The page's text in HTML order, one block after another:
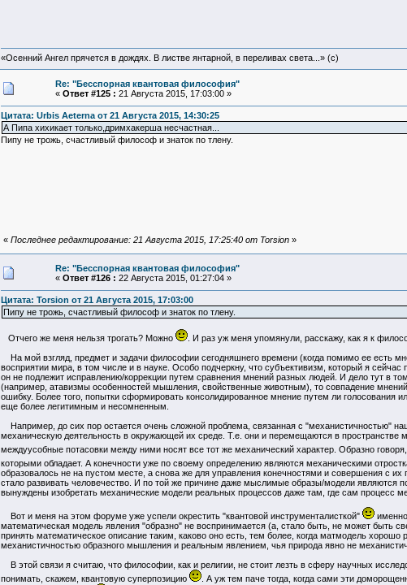
«Осенний Ангел прячется в дождях. В листве янтарной, в переливах света...» (c)
Re: "Бесспорная квантовая философия"
« Ответ #125 : 21 Августа 2015, 17:03:00 »
Цитата: Urbis Aeterna от 21 Августа 2015, 14:30:25
А Пипа хихикает только,дримхакерша несчастная...
Пипу не трожь, счастливый философ и знаток по тлену.
« Последнее редактирование: 21 Августа 2015, 17:25:40 от Torsion»
Re: "Бесспорная квантовая философия"
« Ответ #126 : 22 Августа 2015, 01:27:04 »
Цитата: Torsion от 21 Августа 2015, 17:03:00
Пипу не трожь, счастливый философ и знаток по тлену.
Отчего же меня нельзя трогать? Можно
. И раз уж меня упомянули, расскажу, как я к
На мой взгляд, предмет и задачи философии сегодняшнего времени (когда помимо ее есть
восприятии мира, в том числе и в науке. Особо подчеркну, что субъективизм, который я
он не подлежит исправлению/коррекции путем сравнения мнений разных людей. И дело тут в
(например, атавизмы особенностей мышления, свойственные животным), то совпадение
ошибку. Более того, попытки сформировать консолидированное мнение путем ли голосования
еще более легитимным и несомненным.
Например, до сих пор остается очень сложной проблема, связанная с "механистичностью"
механическую деятельность в окружающей их среде. Т.е. они и перемещаются в
междуусобные потасовки между ними носят все тот же механический характер. Образно
которыми обладает. А конечности уже по своему определению являются механическими
образовалось не на пустом месте, а снова же для управления конечностями и совершения с
стало развивать человечество. И по той же причине даже мыслимые образы/модели являются
вынуждены изобретать механические модели реальных процессов даже там, где сам процесс
Вот и меня на этом форуме уже успели окрестить "квантовой инструменталисткой"
именно
математическая модель явления "образно" не воспринимается (а, стало быть, не может быть
принять математическое описание таким, каково оно есть, тем более, когда матмодель
механистичностью образного мышления и реальным явлением, чья природа явно не
В этой связи я считаю, что философии, как и религии, не стоит лезть в сферу научных
понимать, скажем, квантовую суперпозицию
. А уж тем паче тогда, когда сами эти